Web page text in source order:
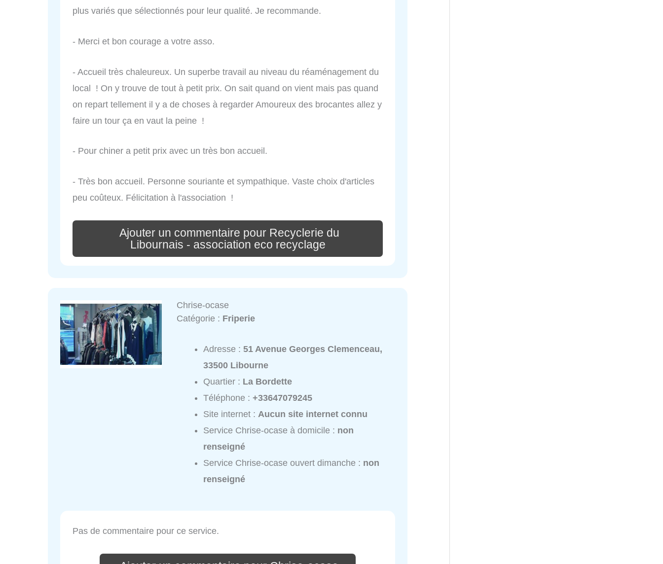
plus variés que sélectionnés pour leur qualité. Je recommande.
- Merci et bon courage a votre asso.
- Accueil très chaleureux. Un superbe travail au niveau du réaménagement du
local ! On y trouve de tout à petit prix. On sait quand on vient mais pas quand
on repart tellement il y a de choses à regarder Amoureux des brocantes allez y
faire un tour ça en vaut la peine !
- Pour chiner a petit prix avec un très bon accueil.
- Très bon accueil. Personne souriante et sympathique. Vaste choix d'articles
peu coûteux. Félicitation à l'association !
Ajouter un commentaire pour Recyclerie du
Libournais - association eco recyclage
Chrise-ocase
Catégorie : Friperie
Adresse :51 Avenue Georges Clemenceau,
33500 Libourne
Quartier : La Bordette
Téléphone :+33647079245
Site internet : Aucun site internet connu
Service Chrise-ocase à domicile : non
renseigné
Service Chrise-ocase ouvert dimanche : non
renseigné
Pas de commentaire pour ce service.